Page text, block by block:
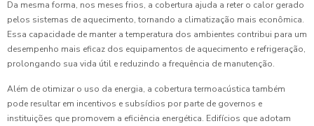
Da mesma forma, nos meses frios, a cobertura ajuda a reter o calor gerado
pelos sistemas de aquecimento, tornando a climatização mais econômica.
Essa capacidade de manter a temperatura dos ambientes contribui para um
desempenho mais eficaz dos equipamentos de aquecimento e refrigeração,
prolongando sua vida útil e reduzindo a frequência de manutenção.
Além de otimizar o uso da energia, a cobertura termoacústica também
pode resultar em incentivos e subsídios por parte de governos e
instituições que promovem a eficiência energética. Edifícios que adotam